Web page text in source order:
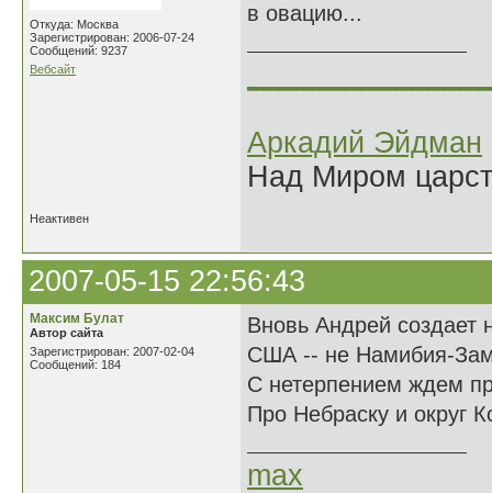
Откуда: Москва
Зарегистрирован: 2006-07-24
Сообщений: 9237
Вебсайт
в овацию...
Аркадий Эйдман
Над Миром
Неактивен
2007-05-15 22:56:43
Максим Булат
Автор сайта
Зарегистрирован: 2007-02-04
Сообщений: 184
Вновь Андрей создает
США -- не Намибия-
С нетерпением ждем
Про Небраску и округ
max